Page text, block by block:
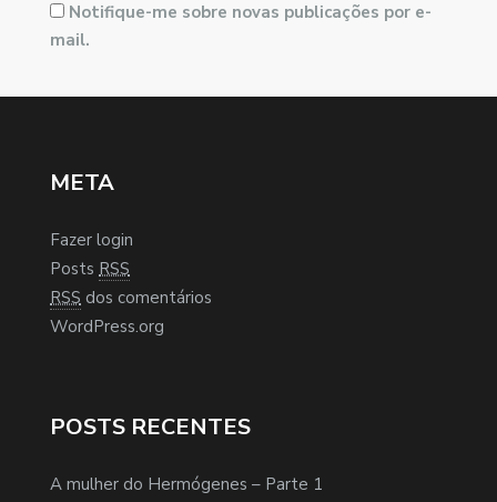
Notifique-me sobre novas publicações por e-
mail.
META
Fazer login
Posts RSS
RSS dos comentários
WordPress.org
POSTS RECENTES
A mulher do Hermógenes – Parte 1